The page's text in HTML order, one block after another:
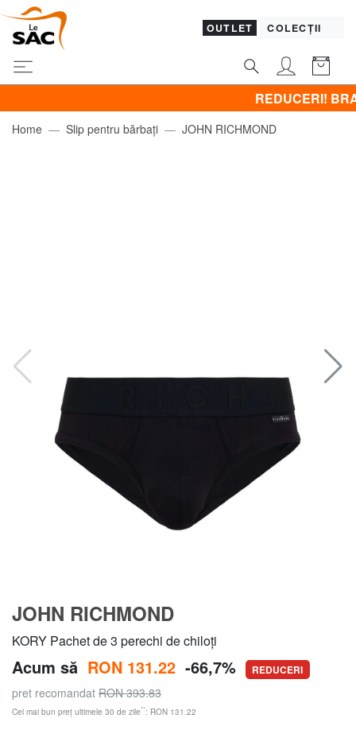
OUTLET COLECȚII
REDUCERI!
Home Slip pentru bărbați JOHN RICHMOND
JOHN RICHMOND
KORY Pachet de 3 perechi de chiloți
Acum să RON 131.22 -66,7% REDUCERI
pret recomandat RON 393.83
Cel mai bun preț ultimele 30 de zile**: RON 131.22